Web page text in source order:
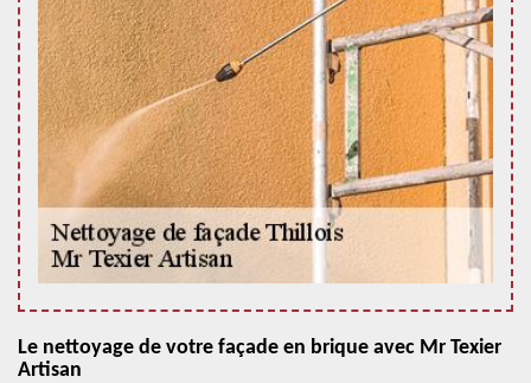
Le nettoyage de votre façade en brique avec Mr Texier
Artisan